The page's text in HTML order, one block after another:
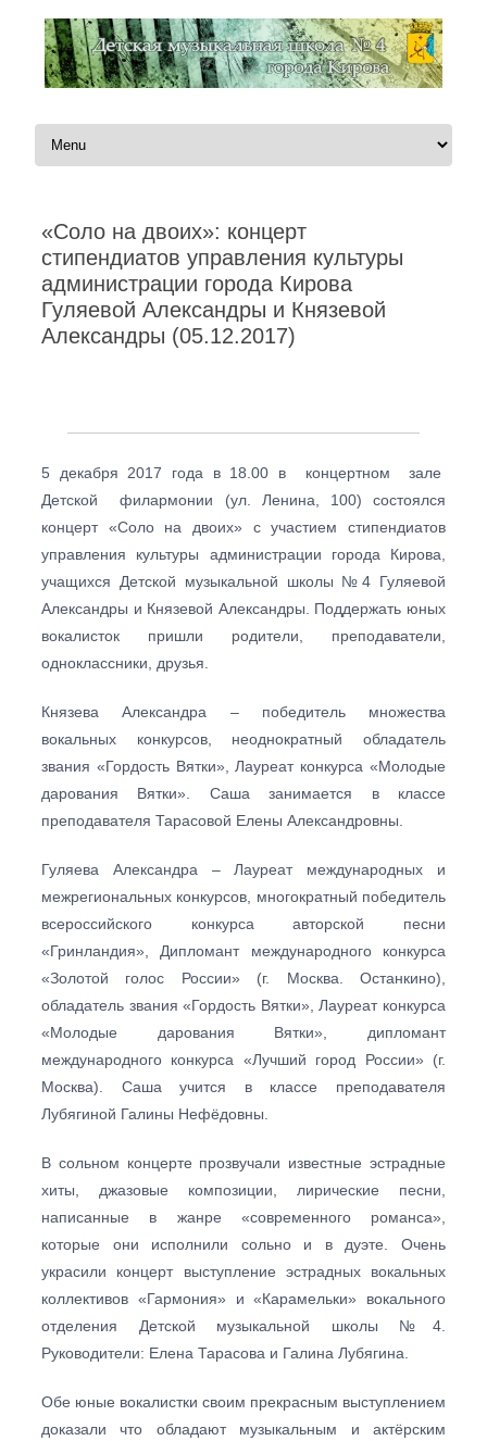
Перейти к содержимому
«Соло на двоих»: концерт
стипендиатов управления культуры
администрации города Кирова
Гуляевой Александры и Князевой
Александры (05.12.2017)
5 декабря 2017 года в 18.00 в концертном зале
Детской филармонии (ул. Ленина, 100) состоялся
концерт «Соло на двоих» с участием стипендиатов
управления культуры администрации города Кирова,
учащихся Детской музыкальной школы №4 Гуляевой
Александры и Князевой Александры. Поддержать юных
вокалисток пришли родители, преподаватели,
одноклассники, друзья.
Князева Александра – победитель множества
вокальных конкурсов, неоднократный обладатель
звания «Гордость Вятки», Лауреат конкурса «Молодые
дарования Вятки». Саша занимается в классе
преподавателя Тарасовой Елены Александровны.
Гуляева Александра – Лауреат международных и
межрегиональных конкурсов, многократный победитель
всероссийского конкурса авторской песни
«Гринландия», Дипломант международного конкурса
«Золотой голос России» (г. Москва. Останкино),
обладатель звания «Гордость Вятки», Лауреат конкурса
«Молодые дарования Вятки», дипломант
международного конкурса «Лучший город России» (г.
Москва). Саша учится в классе преподавателя
Лубягиной Галины Нефёдовны.
В сольном концерте прозвучали известные эстрадные
хиты, джазовые композиции, лирические песни,
написанные в жанре «современного романса»,
которые они исполнили сольно и в дуэте. Очень
украсили концерт выступление эстрадных вокальных
коллективов «Гармония» и «Карамельки» вокального
отделения Детской музыкальной школы №4.
Руководители: Елена Тарасова и Галина Лубягина.
Обе юные вокалистки своим прекрасным выступлением
доказали что обладают музыкальным и актёрским